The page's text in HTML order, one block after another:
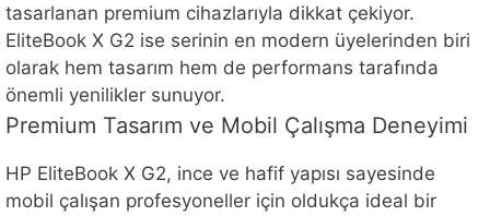
tasarlanan premium cihazlarıyla dikkat çekiyor.
EliteBook X G2 ise serinin en modern üyelerinden biri
olarak hem tasarım hem de performans tarafında
önemli yenilikler sunuyor.
Premium Tasarım ve Mobil Çalışma Deneyimi
HP EliteBook X G2, ince ve hafif yapısı sayesinde
mobil çalışan profesyoneller için oldukça ideal bir